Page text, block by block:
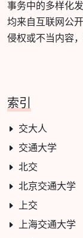
事务中的多样化
均来自互联网公
侵权或不当内容
索引
交大人
交通大学
北交
北京交通大学
上交
上海交通大学